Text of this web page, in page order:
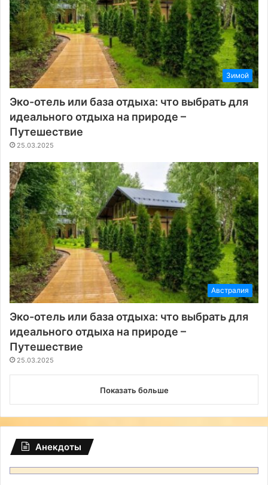
Зимой
Эко-отель или база отдыха: что выбрать для
идеального отдыха на природе –
Путешествие
25.03.2025
Австралия
Эко-отель или база отдыха: что выбрать для
идеального отдыха на природе –
Путешествие
25.03.2025
Показать больше
Анекдоты